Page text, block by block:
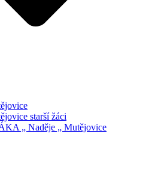
starší žáci
„ Naděje „ Mutějovice